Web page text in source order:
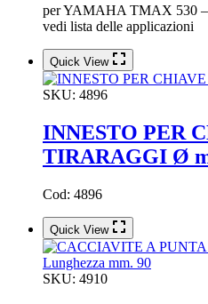
per YAMAHA TMAX 530 –
vedi lista delle applicazioni
Quick View
SKU: 4896
INNESTO PER
TIRARAGGI Ø
Cod: 4896
Quick View
SKU: 4910